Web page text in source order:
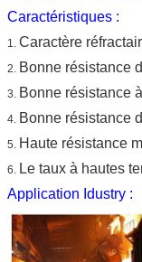
Caractéristiques :
1. Caractère
2. Bonne résistance
3. Bonne résistance
4. Bonne résistance
5. Haute résistance
6. Le taux à hautes
Application Idustry :